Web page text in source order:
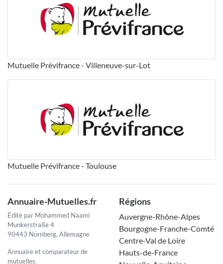
Mutuelle Prévifrance - Villeneuve-sur-Lot
Mutuelle Prévifrance - Toulouse
Annuaire-Mutuelles.fr
Édité par Mohammed Naami
Munkerstraße 4
90443 Nürnberg, Allemagne
Annuaire et comparateur de
mutuelles.
Régions
Auvergne-Rhône-Alpes
Bourgogne-Franche-Comté
Centre-Val de Loire
Hauts-de-France